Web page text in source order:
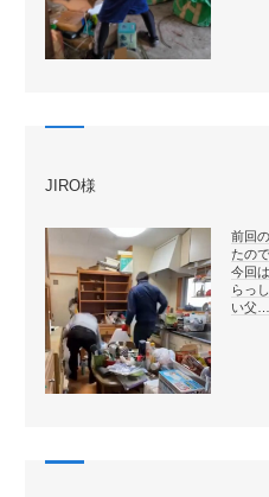
JIRO様
前回
たの
今回
らっ
い父…